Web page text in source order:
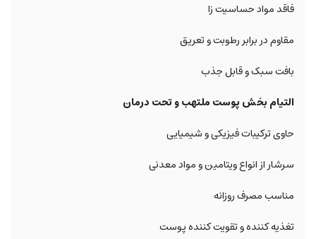
فاقد مواد حساسیت زا
مقاوم در برابر رطوبت و تعریق
بافت سبک و قابل جذب
التیام بخش پوست ملتهب و تحت درمان
حاوی ترکیبات فیزیکی و شیمیایی
سرشار از انواع ویتامین و مواد معدنی
مناسب مصرف روزانه
تغذیه کننده و تقویت کننده پوست